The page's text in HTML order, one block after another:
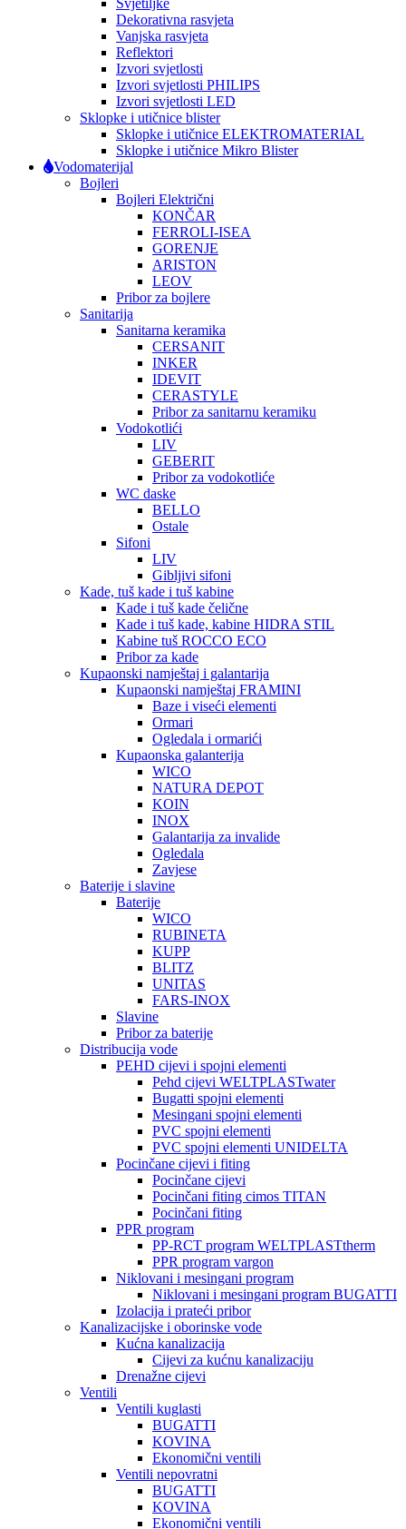
Svjetiljke
Dekorativna rasvjeta
Vanjska rasvjeta
Reflektori
Izvori svjetlosti
Izvori svjetlosti PHILIPS
Izvori svjetlosti LED
Sklopke i utičnice blister
Sklopke i utičnice ELEKTROMATERIAL
Sklopke i utičnice Mikro Blister
Vodomaterijal
Bojleri
Bojleri Električni
KONČAR
FERROLI-ISEA
GORENJE
ARISTON
LEOV
Pribor za bojlere
Sanitarija
Sanitarna keramika
CERSANIT
INKER
IDEVIT
CERASTYLE
Pribor za sanitarnu keramiku
Vodokotlići
LIV
GEBERIT
Pribor za vodokotliće
WC daske
BELLO
Ostale
Sifoni
LIV
Gibljivi sifoni
Kade, tuš kade i tuš kabine
Kade i tuš kade čelične
Kade i tuš kade, kabine HIDRA STIL
Kabine tuš ROCCO ECO
Pribor za kade
Kupaonski namještaj i galantarija
Kupaonski namještaj FRAMINI
Baze i viseći elementi
Ormari
Ogledala i ormarići
Kupaonska galanterija
WICO
NATURA DEPOT
KOIN
INOX
Galantarija za invalide
Ogledala
Zavjese
Baterije i slavine
Baterije
WICO
RUBINETA
KUPP
BLITZ
UNITAS
FARS-INOX
Slavine
Pribor za baterije
Distribucija vode
PEHD cijevi i spojni elementi
Pehd cijevi WELTPLASTwater
Bugatti spojni elementi
Mesingani spojni elementi
PVC spojni elementi
PVC spojni elementi UNIDELTA
Pocinčane cijevi i fiting
Pocinčane cijevi
Pocinčani fiting cimos TITAN
Pocinčani fiting
PPR program
PP-RCT program WELTPLASTtherm
PPR program vargon
Niklovani i mesingani program
Niklovani i mesingani program BUGATTI
Izolacija i prateći pribor
Kanalizacijske i oborinske vode
Kućna kanalizacija
Cijevi za kućnu kanalizaciju
Drenažne cijevi
Ventili
Ventili kuglasti
BUGATTI
KOVINA
Ekonomični ventili
Ventili nepovratni
BUGATTI
KOVINA
Ekonomični ventili